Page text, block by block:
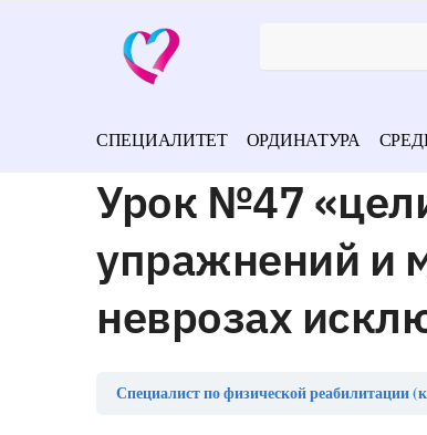
СПЕЦИАЛИТЕТ ОРДИНАТУРА
Урок №47
упражнений и
неврозах
Специалист по физической реабилитации